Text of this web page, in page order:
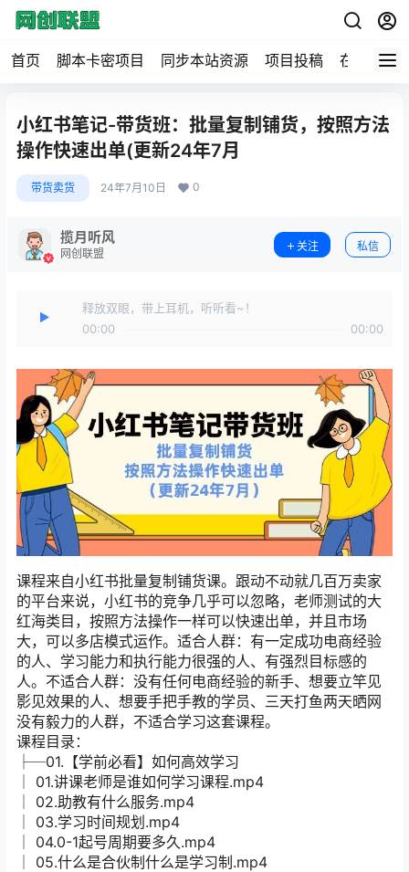
首页 脚本卡密项目 同步本站资源 项目投稿 在线工具
小红书笔记-带货班：批量复制铺货，按照方法
操作快速出单(更新24年7月
带货卖货 24年7月10日 0
揽月听风
网创联盟
关注 私信
释放双眼，带上耳机，听听看~！
00:00
00:00
课程来自小红书批量复制铺货课。跟动不动就几百万卖家
的平台来说，小红书的竞争几乎可以忽略，老师测试的大
红海类目，按照方法操作一样可以快速出单，并且市场
大，可以多店模式运作。适合人群：有一定成功电商经验
的人、学习能力和执行能力很强的人、有强烈目标感的
人。不适合人群：没有任何电商经验的新手、想要立竿见
影见效果的人、想要手把手教的学员、三天打鱼两天晒网
没有毅力的人群，不适合学习这套课程。
课程目录：
├─01.【学前必看】如何高效学习
│ 01.讲课老师是谁如何学习课程.mp4
│ 02.助教有什么服务.mp4
│ 03.学习时间规划.mp4
│ 04.0-1起号周期要多久.mp4
│ 05.什么是合伙制什么是学习制.mp4